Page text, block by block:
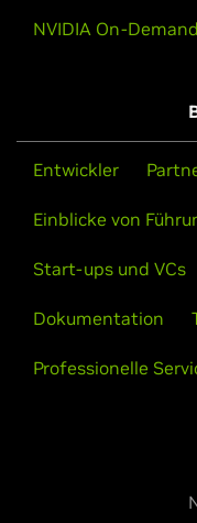
NVIDIA On-Demand
Entwickler
Einblicke von
Start-ups und VCs
Dokumentation
Professionelle